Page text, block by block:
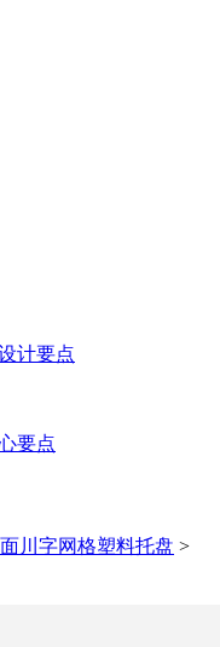
计要点
要点
川字网格塑料托盘 >